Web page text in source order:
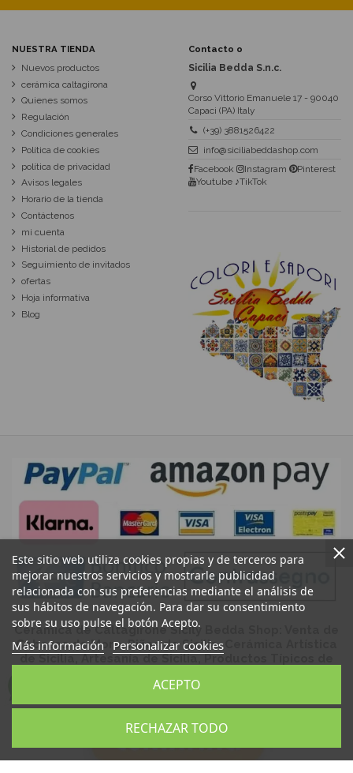
Este sitio web utiliza cookies propias y de terceros para
mejorar nuestros servicios y mostrarle publicidad
relacionada con sus preferencias mediante el análisis de
sus hábitos de navegación. Para dar su consentimiento
sobre su uso pulse el botón Acepto.
Más información Personalizar cookies
RECHAZAR TODO
ACEPTO
NUESTRA TIENDA
Nuevos productos
cerámica caltagirona
Quienes somos
Regulación
Condiciones generales
Política de cookies
política de privacidad
Avisos legales
Horario de la tienda
Contáctenos
mi cuenta
Historial de pedidos
Seguimiento de invitados
ofertas
Hoja informativa
Blog
Contacto o
Sicilia Bedda S.n.c.
Corso Vittorio Emanuele 17 - 90040
Capaci (PA) Italy
(+39) 3881526422
info@siciliabeddashop.com
Facebook
Instagram
Pinterest
Youtube ♪TikTok
Cerámica de Caltagirone Sicily Bedda Shop: Venta de
Cabezas de Moro, Piñas de Sicilia, Cerámica Artística
de Sicilia, Artesanía de Sicilia, Productos Típicos de